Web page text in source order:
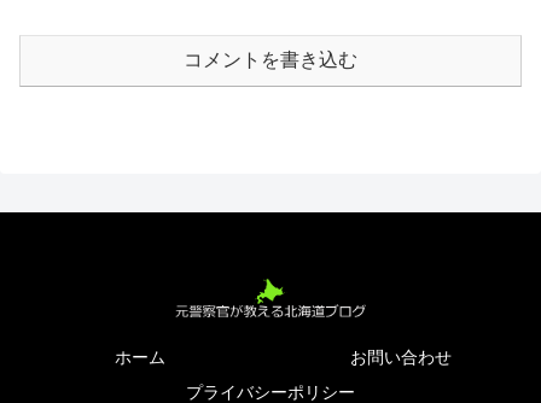
コメントを書き込む
ホーム
お問い合わせ
プライバシーポリシー